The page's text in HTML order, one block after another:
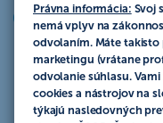
Právna informácia: Svoj
nemá vplyv na
odvolaním. Máte
marketingu (vrátane
odvolanie súhlasu.
cookies a nástrojov na
týkajú nasledovných
Nám.
040 01 Košice
tel:02 5966
e-mail: